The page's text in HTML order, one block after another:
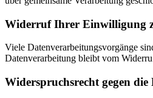
Widerruf Ihrer Einwilligung
Viele Datenverarbeitungsvorgänge
Datenverarbeitung bleibt vom
Widerspruchsrecht gegen